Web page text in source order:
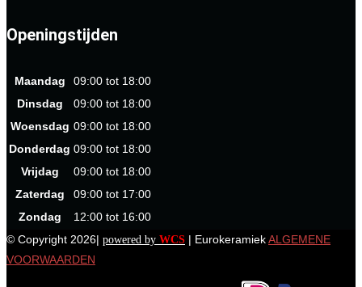
Openingstijden
Maandag
09:00 tot 18:00
Dinsdag
09:00 tot 18:00
Woensdag 09:00 tot 18:00
Donderdag 09:00 tot 18:00
Vrijdag
09:00 tot 18:00
Zaterdag
09:00 tot 17:00
Zondag
12:00 tot 16:00
© Copyright 2026| powered by WCS | EurokeramiekALGEMENE
VOORWAARDEN